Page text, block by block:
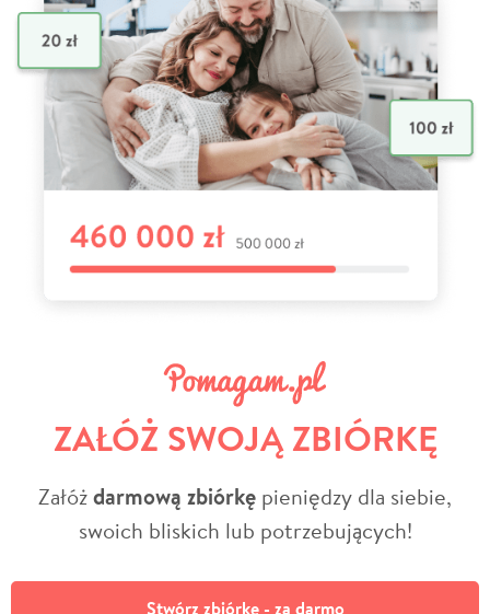
ZAŁÓŻ SWOJĄ ZBIÓRKĘ
Załóżdarmową zbiórkę pieniędzy dla siebie,
swoich bliskich lub potrzebujących!
Stwórz zbiórkę - za darmo